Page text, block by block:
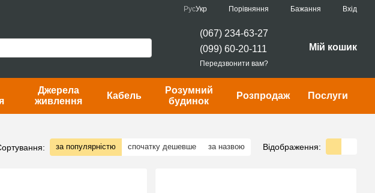
РусУкр Порівняння Бажання Вхід
(067) 234-63-27
(099) 60-20-111
Передзвонити вам?
Мій кошик
Джерела
живлення
Кабель
Розумний
будинок
Розпродаж Послуги
за популярністю спочатку дешевше за назвою Відображення: